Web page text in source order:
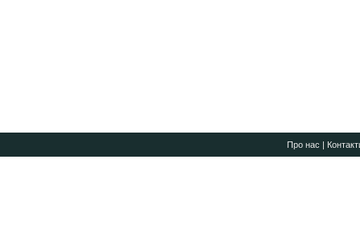
Про нас |